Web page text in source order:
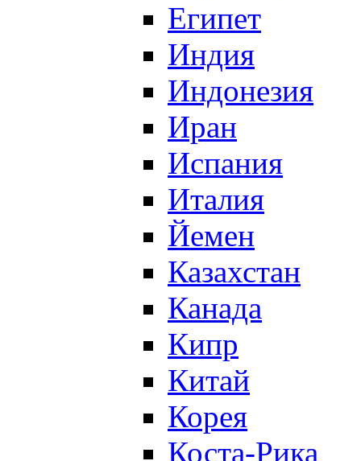
Египет
Индия
Индонезия
Иран
Испания
Италия
Йемен
Казахстан
Канада
Кипр
Китай
Корея
Коста-Рика